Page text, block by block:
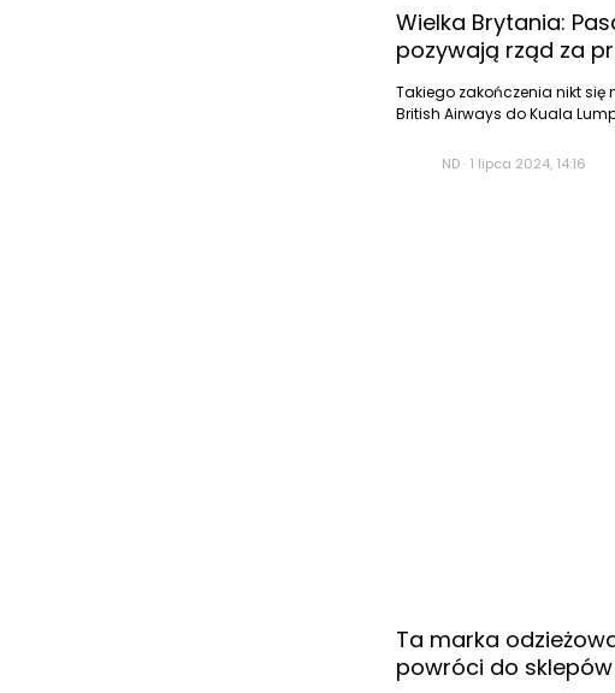
Wielka Brytania:
pozywają rząd za
Takiego zakończenia nikt się
British Airways do Kuala
ND · 1 lipca 2024, 14:16
Ta marka
powróci do